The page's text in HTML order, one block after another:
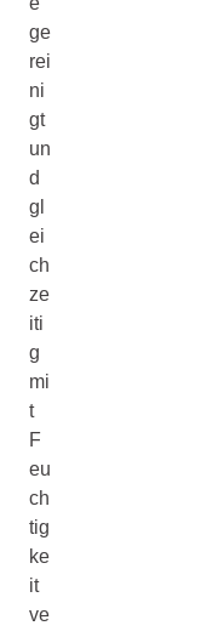
ge
rei
ni
gt
un
d
gl
ei
ch
ze
iti
g
mi
t
F
eu
ch
tig
ke
it
ve